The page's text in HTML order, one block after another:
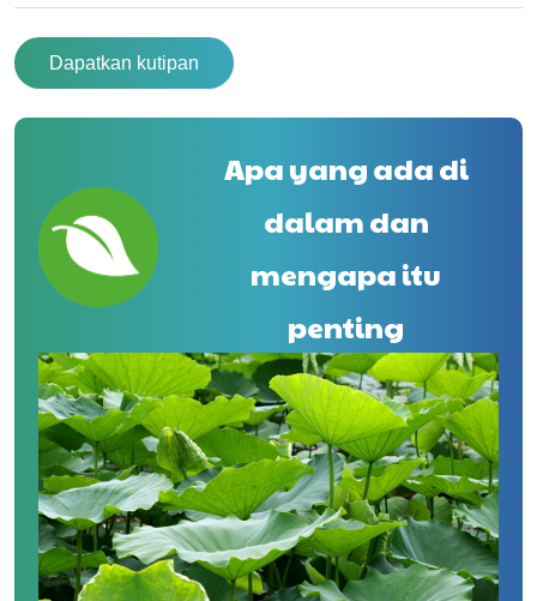
Dapatkan kutipan
Apa yang ada di
dalam dan
mengapa itu
penting